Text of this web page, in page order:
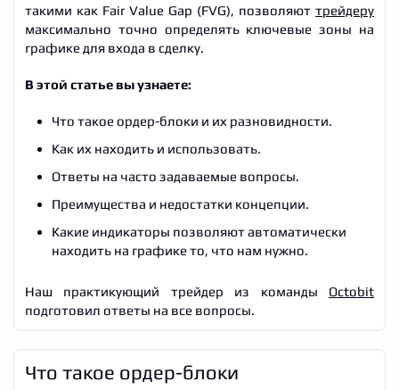
такими как Fair Value Gap (FVG), позволяют трейдеру
максимально точно определять ключевые зоны на
графике для входа в сделку.
В этой статье вы узнаете:
Что такое ордер-блоки и их разновидности.
Как их находить и использовать.
Ответы на часто задаваемые вопросы.
Преимущества и недостатки концепции.
Какие индикаторы позволяют автоматически
находить на графике то, что нам нужно.
Наш практикующий трейдер из команды Octobit
подготовил ответы на все вопросы.
Что такое ордер-блоки